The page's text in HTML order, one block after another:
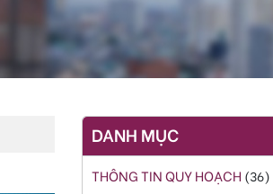
DANH MỤC
THÔNG TIN QUY HOẠCH (36)